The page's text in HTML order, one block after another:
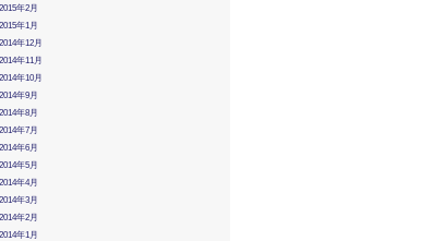
2015年2月
2015年1月
2014年12月
2014年11月
2014年10月
2014年9月
2014年8月
2014年7月
2014年6月
2014年5月
2014年4月
2014年3月
2014年2月
2014年1月